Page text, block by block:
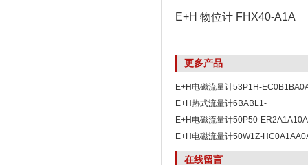
E+H 物位计 FHX40-A1A
更多产品
E+H电磁流量计53P1H-
惠
E+H热式流量计6BABL1-
C4DACADSANA1KBW4*
E+H电磁流量计50P50-
E+H电磁流量计50W1Z-
在线留言